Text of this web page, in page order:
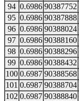
94 0.6986 90387752
95 0.6986 90387888
96 0.6986 90388024
97 0.6986 90388160
98 0.6986 90388296
99 0.6986 90388432
100 0.6987 90388568
101 0.6987 90388704
102 0.6987 90388840